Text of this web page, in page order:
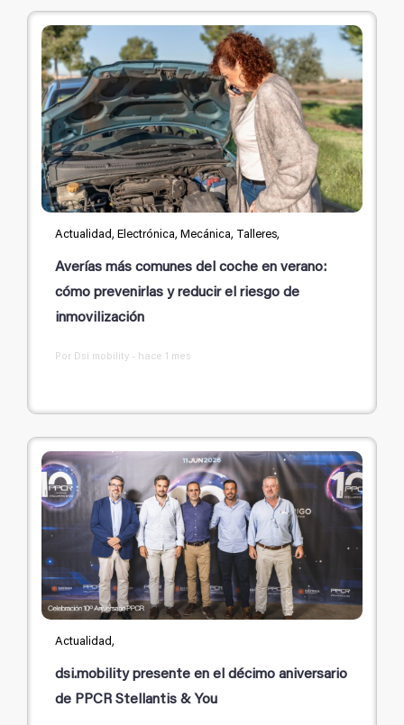
Actualidad, Electrónica, Mecánica, Talleres,
Averías más comunes del coche en verano:
cómo prevenirlas y reducir el riesgo de
inmovilización
Por Dsi mobility - hace 1 mes
Actualidad,
dsi.mobility presente en el décimo aniversario
de PPCR Stellantis & You